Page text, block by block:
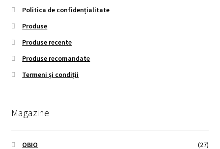
Politica de confidențialitate
Produse
Produse recente
Produse recomandate
Termeni și condiții
Magazine
OBIO (27)